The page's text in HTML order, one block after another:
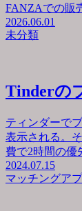
FANZAでの販
2026.06.01
未分類
Tinderの
ティンダーで
表示される。
費で2時間の優
2024.07.15
マッチングア